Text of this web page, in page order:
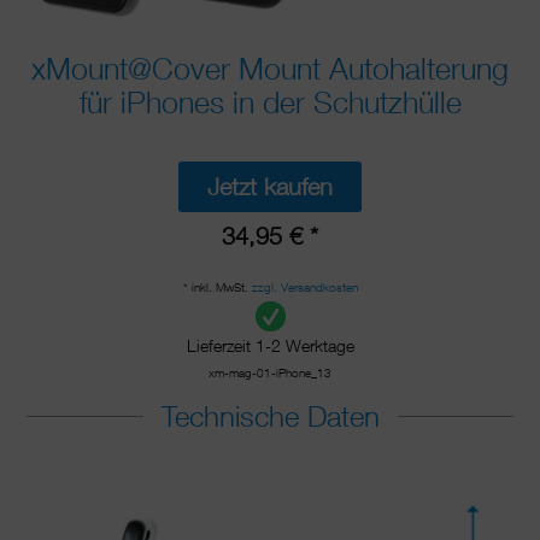
xMount@Cover Mount Autohalterung
für iPhones in der Schutzhülle
Jetzt kaufen
34,95 € *
* inkl. MwSt. zzgl. Versandkosten
Lieferzeit 1-2 Werktage
xm-mag-01-iPhone_13
Technische Daten